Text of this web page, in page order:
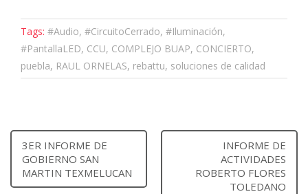
Tags: #Audio, #CircuitoCerrado, #Iluminación,
#PantallaLED, CCU, COMPLEJO BUAP, CONCIERTO,
puebla, RAUL ORNELAS, rebattu, soluciones de calidad
3ER INFORME DE
GOBIERNO SAN
MARTIN TEXMELUCAN
INFORME DE
ACTIVIDADES
ROBERTO FLORES
TOLEDANO